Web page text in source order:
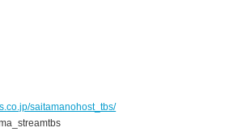
saitamanohost_tbs/